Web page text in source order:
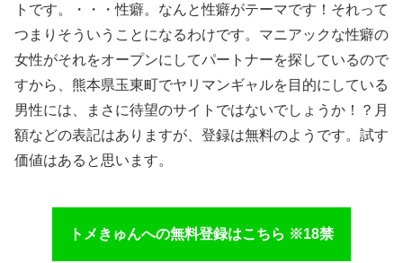
トです。・・・性癖。なんと性癖がテーマです！それって
つまりそういうことになるわけです。マニアックな性癖の
女性がそれをオープンにしてパートナーを探しているので
すから、熊本県玉東町でヤリマンギャルを目的にしている
男性には、まさに待望のサイトではないでしょうか！？月
額などの表記はありますが、登録は無料のようです。試す
価値はあると思います。
トメきゅんへの無料登録はこちら ※18禁